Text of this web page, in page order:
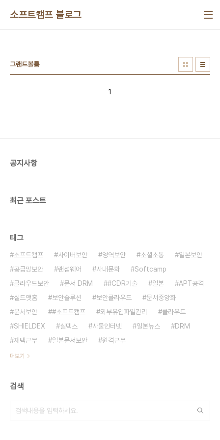
소프트캠프 블로그
그랜드볼룸
1
공지사항
최근 포스트
태그
소프트캠프 사이버보안 영역보안 소셜소통
일본보안
공급망보안
랜섬웨어 사내문화
Softcamp
클라우드보안
문서 DRM #CDR기술 일본
APT공격
실드앳홈
보안솔루션 보안클라우드
문서중앙화
문서보안
#소프트캠프 외부유입파일관리
클라우드
SHIELDEX
실덱스 사물인터넷 일본뉴스
DRM
재택근무
일본문서보안 원격근무
더보기
검색